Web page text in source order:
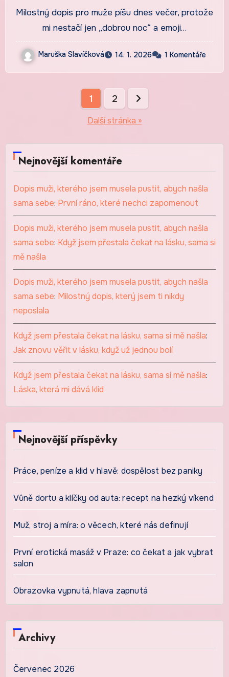
Milostný dopis pro muže píšu dnes večer, protože
mi nestačí jen „dobrou noc“ a emoji…
Maruška Slavíčková 14. 1. 2026 1 Komentáře
Stránkování
1 2
Další stránka »
Nejnovější komentáře
Dopis muži, kterého jsem musela pustit, abych našla
sama sebe: První ráno, které nechci zapomenout
Dopis muži, kterého jsem musela pustit, abych našla
sama sebe: Když jsem přestala čekat na lásku, sama si
mě našla
Dopis muži, kterého jsem musela pustit, abych našla
sama sebe: Milostný dopis, který jsem ti nikdy
neposlala
Když jsem přestala čekat na lásku, sama si mě našla:
Jak znovu věřit v lásku, když už jednou bolí
Když jsem přestala čekat na lásku, sama si mě našla:
Láska, která mi dává klid
Nejnovější příspěvky
Práce, peníze a klid v hlavě: dospělost bez paniky
Vůně dortu a klíčky od auta: recept na hezký víkend
Muž, stroj a míra: o věcech, které nás definují
První erotická masáž v Praze: co čekat a jak vybrat
salon
Obrazovka vypnutá, hlava zapnutá
Archivy
Červenec 2026